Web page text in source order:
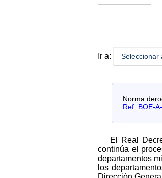
Ir a: Seleccionar
Norma
Ref. BOE-
El Real
continúa el
departamentos
los